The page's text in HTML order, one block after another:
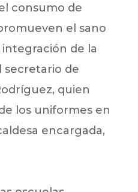
consumo de
el sano
de la
secretario de
quien
los uniformes en
encargada,